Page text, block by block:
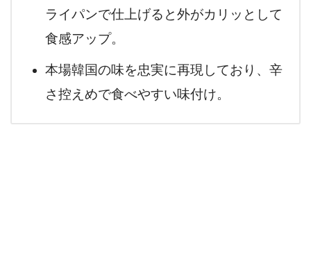
ライパンで仕上げると外がカリッとして
食感アップ。
本場韓国の味を忠実に再現しており、辛
さ控えめで食べやすい味付け。